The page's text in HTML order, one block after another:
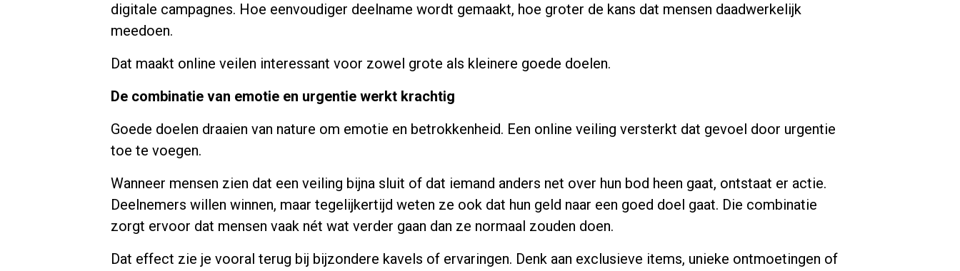
digitale campagnes. Hoe eenvoudiger deelname wordt gemaakt, hoe groter de kans dat mensen daadwerkelijk
meedoen.
Dat maakt online veilen interessant voor zowel grote als kleinere goede doelen.
De combinatie van emotie en urgentie werkt krachtig
Goede doelen draaien van nature om emotie en betrokkenheid. Een online veiling versterkt dat gevoel door urgentie
toe te voegen.
Wanneer mensen zien dat een veiling bijna sluit of dat iemand anders net over hun bod heen gaat, ontstaat er actie.
Deelnemers willen winnen, maar tegelijkertijd weten ze ook dat hun geld naar een goed doel gaat. Die combinatie
zorgt ervoor dat mensen vaak nét wat verder gaan dan ze normaal zouden doen.
Dat effect zie je vooral terug bij bijzondere kavels of ervaringen. Denk aan exclusieve items, unieke ontmoetingen of